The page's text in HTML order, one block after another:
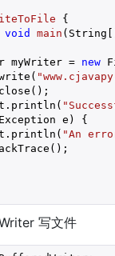
{
void main
= new
e) {
"An
写文件